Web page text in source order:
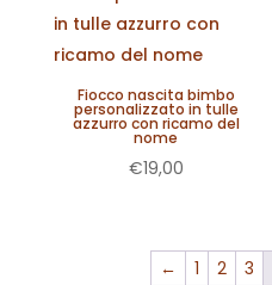
Fiocco nascita bimbo
personalizzato in tulle
azzurro con ricamo del
nome
€19,00
← 1 2 3